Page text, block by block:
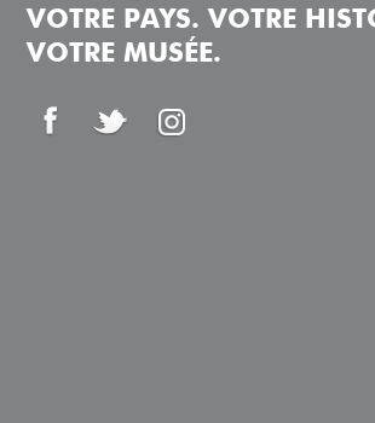
VOTRE PAYS. VOTRE
VOTRE MUSÉE.